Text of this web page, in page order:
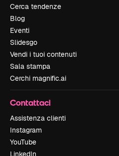
Cerca tendenze
Blog
Eventi
Slidesgo
Vendi i tuoi contenuti
Sala stampa
Cerchi magnific.ai
Contattaci
Assistenza clienti
Instagram
YouTube
LinkedIn